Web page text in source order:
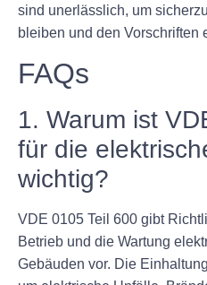
sind unerlässlich, um
bleiben und den Vorschriften
FAQs
1. Warum ist
für die
wichtig?
VDE 0105 Teil 600 gibt
Betrieb und die Wartung
Gebäuden vor. Die